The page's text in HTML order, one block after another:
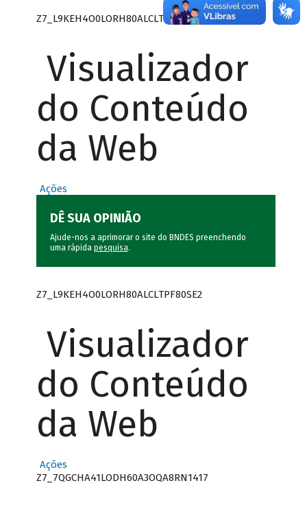
Z7_L9KEH4O0LORH80ALCLTPF80SE0
Visualizador
do Conteúdo
da Web
Ações
DÊ SUA OPINIÃO
Ajude-nos a aprimorar o site do BNDES preenchendo
uma rápida pesquisa.
Z7_L9KEH4O0LORH80ALCLTPF80SE2
Visualizador
do Conteúdo
da Web
Ações
Z7_7QGCHA41LODH60A3OQA8RN1417